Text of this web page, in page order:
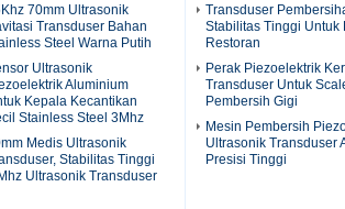
70mm Ultrasonik
Transduser Bahan
Steel Warna Putih
Ultrasonik
Aluminium
Kepala Kecantikan
Stainless Steel 3Mhz
Medis Ultrasonik
Stabilitas Tinggi
Ultrasonik Transduser
Transduser
Stabilitas Tinggi Untuk
Restoran
Perak Piezoelektrik
Transduser Untuk
Pembersih Gigi
Mesin Pembersih
Ultrasonik Transduser
Presisi Tinggi